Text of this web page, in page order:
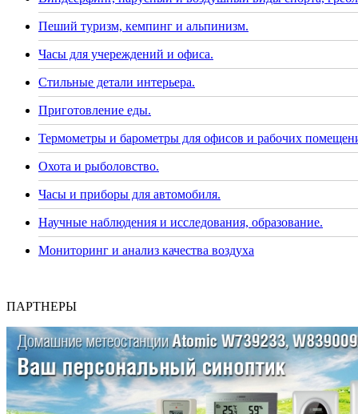
Пеший туризм, кемпинг и альпинизм.
Часы для учереждений и офиса.
Стильные детали интерьера.
Приготовление еды.
Термометры и барометры для офисов и рабочих
Охота и рыболовство.
Часы и приборы для автомобиля.
Научные наблюдения и исследования, образование.
Мониторинг и анализ качества воздуха
ПАРТНЕРЫ